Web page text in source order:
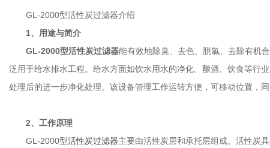
GL-2000型活性炭过滤器介绍
1、用途与简介
GL-2000型活性炭过滤器能有效地除臭、去色、脱氯、去除有机
泛用于给水排水工程。给水方面如饮水用水的净化、酿酒、饮食等行
处理后的进一步净化处理。该设备管理工作运转方便，可移动位置，同
2、工作原理
GL-2000型活性炭过滤器主要由活性炭层和承托层组成。活性炭